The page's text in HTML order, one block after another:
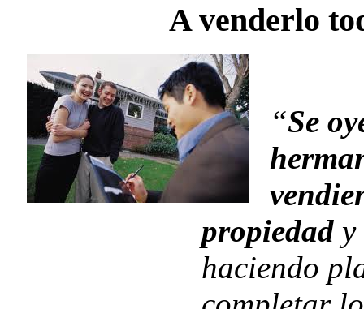
A venderlo
“Se
propiedad y
haciendo